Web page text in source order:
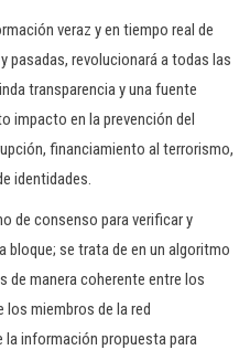
veraz y en tiempo real de
pasadas, revolucionará a todas las
transparencia y una fuente
impacto en la prevención del
financiamiento al terrorismo,
identidades.
de consenso para verificar y
bloque; se trata de en un algoritmo
de manera coherente entre los
los miembros de la red
la información propuesta para